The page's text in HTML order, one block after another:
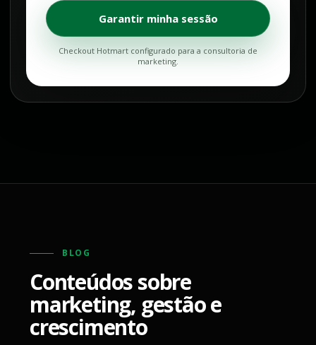
Garantir minha sessão
Checkout Hotmart configurado para a consultoria de
marketing.
BLOG
Conteúdos sobre
marketing, gestão e
crescimento